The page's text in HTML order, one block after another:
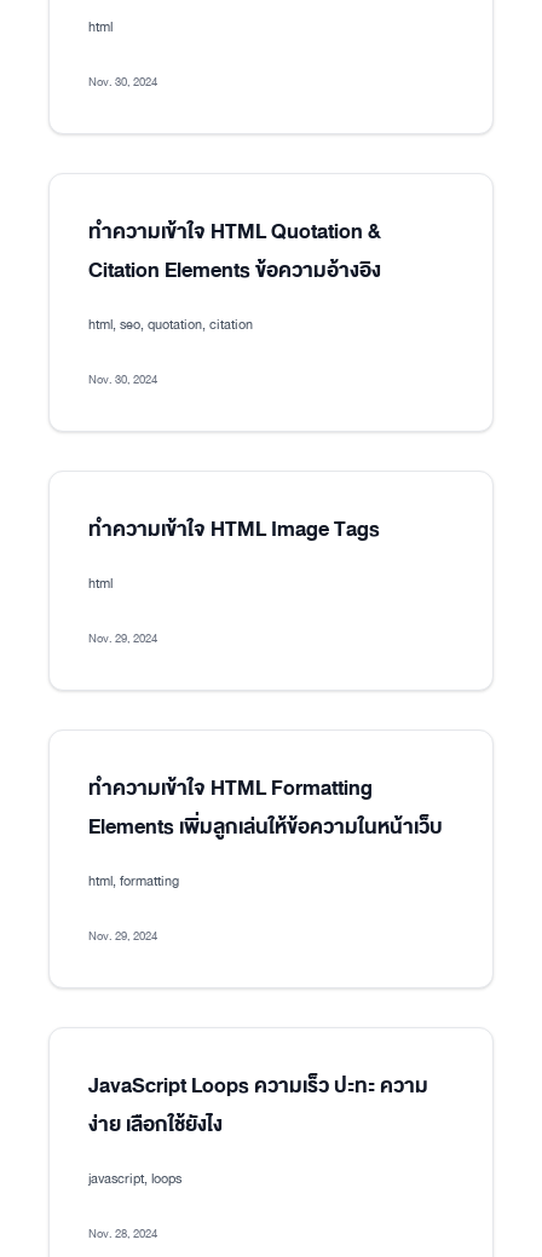
html
Nov. 30, 2024
ทำความเข้าใจ HTML Quotation &
Citation Elements ข้อความอ้างอิง
html, seo, quotation, citation
Nov. 30, 2024
ทำความเข้าใจ HTML Image Tags
html
Nov. 29, 2024
ทำความเข้าใจ HTML Formatting
Elements เพิ่มลูกเล่นให้ข้อความในหน้าเว็บ
html, formatting
Nov. 29, 2024
JavaScript Loops ความเร็ว ปะทะ ความ
ง่าย เลือกใช้ยังไง
javascript, loops
Nov. 28, 2024